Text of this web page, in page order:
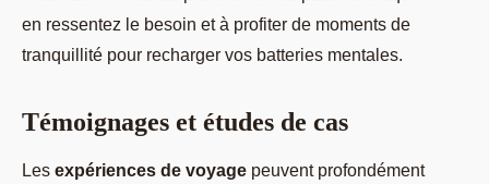
en ressentez le besoin et à profiter de moments de
tranquillité pour recharger vos batteries mentales.
Témoignages et études de cas
Les expériences de voyage peuvent profondément